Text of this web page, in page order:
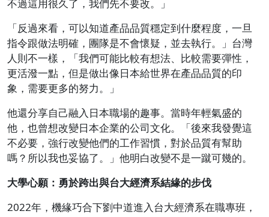
不過這用很久了，我們先不要改。」
「反過來看，可以知道產品品質穩定到什麼程度，一旦
指令跟做法明確，團隊是不會懷疑，並去執行。」台灣
人則不一樣，「我們可能比較有想法、比較需要彈性，
更活潑一點，但是做出像日本給世界在產品品質的印
象，需要更多的努力。」
他還分享自己融入日本職場的趣事。當時年輕氣盛的
他，也曾想改變日本企業的公司文化。「後來我發覺這
不必要，強行改變他們的工作習慣，對於品質有幫助
嗎？所以我也妥協了。」他明白改變不是一蹴可幾的。
大學心願：勇於跨出與台大經濟系結緣的步伐
2022年，機緣巧合下劉中道進入台大經濟系在職專班，